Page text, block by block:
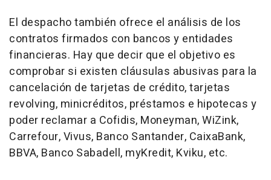
El despacho también ofrece el análisis de los
contratos firmados con bancos y entidades
financieras. Hay que decir que el objetivo es
comprobar si existen cláusulas abusivas para la
cancelación de tarjetas de crédito, tarjetas
revolving, minicréditos, préstamos e hipotecas y
poder reclamar a Cofidis, Moneyman, WiZink,
Carrefour, Vivus, Banco Santander, CaixaBank,
BBVA, Banco Sabadell, myKredit, Kviku, etc.